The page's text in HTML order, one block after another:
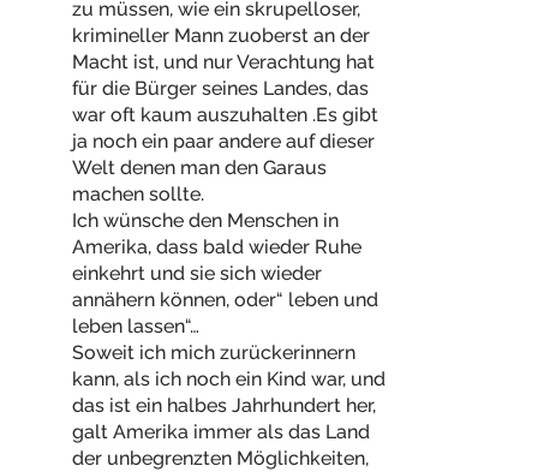
zu müssen, wie ein skrupelloser,
krimineller Mann zuoberst an der
Macht ist, und nur Verachtung hat
für die Bürger seines Landes, das
war oft kaum auszuhalten .Es gibt
ja noch ein paar andere auf dieser
Welt denen man den Garaus
machen sollte.
Ich wünsche den Menschen in
Amerika, dass bald wieder Ruhe
einkehrt und sie sich wieder
annähern können, oder“ leben und
leben lassen“…
Soweit ich mich zurückerinnern
kann, als ich noch ein Kind war, und
das ist ein halbes Jahrhundert her,
galt Amerika immer als das Land
der unbegrenzten Möglichkeiten,